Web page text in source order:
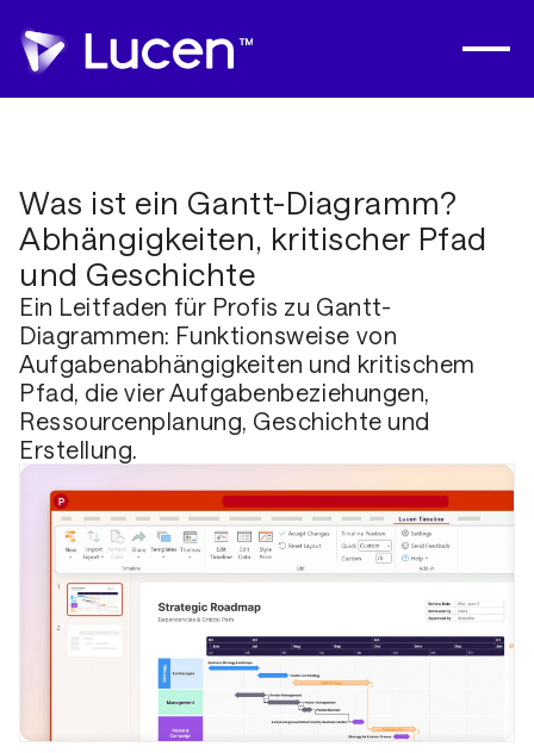
Was ist ein Gantt-Diagramm?
Abhängigkeiten, kritischer Pfad
und Geschichte
Ein Leitfaden für Profis zu Gantt-
Diagrammen: Funktionsweise von
Aufgabenabhängigkeiten und kritischem
Pfad, die vier Aufgabenbeziehungen,
Ressourcenplanung, Geschichte und
Erstellung.